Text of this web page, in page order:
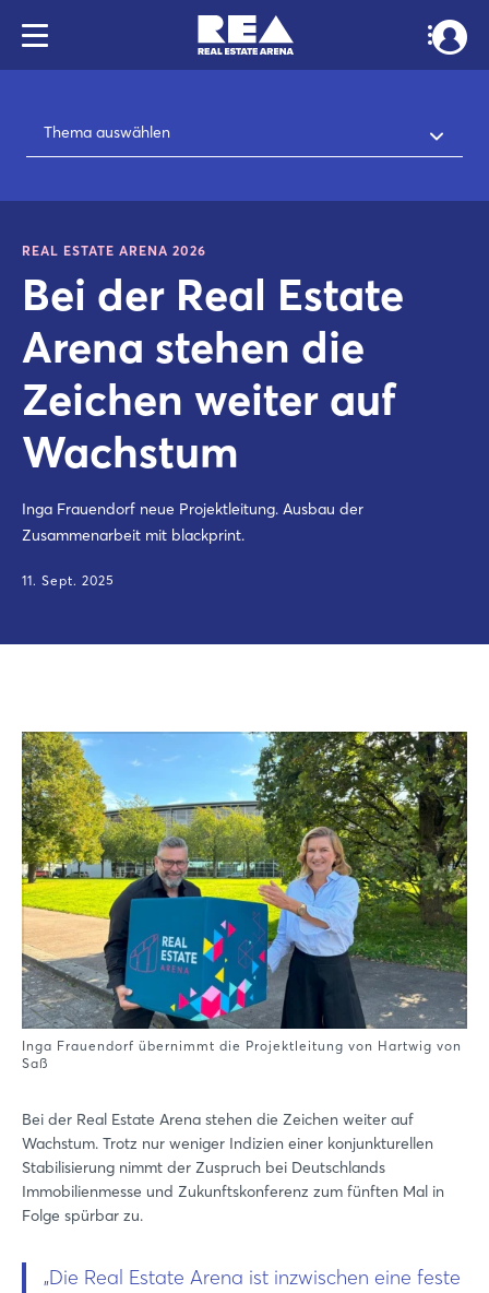
Thema auswählen
REAL ESTATE ARENA 2026
Bei der Real Estate
Arena stehen die
Zeichen weiter auf
Wachstum
Inga Frauendorf neue Projektleitung. Ausbau der
Zusammenarbeit mit blackprint.
11. Sept. 2025
Inga Frauendorf übernimmt die Projektleitung von Hartwig von
Saß
Bei der Real Estate Arena stehen die Zeichen weiter auf
Wachstum. Trotz nur weniger Indizien einer konjunkturellen
Stabilisierung nimmt der Zuspruch bei Deutschlands
Immobilienmesse und Zukunftskonferenz zum fünften Mal in
Folge spürbar zu.
„Die Real Estate Arena ist inzwischen eine feste